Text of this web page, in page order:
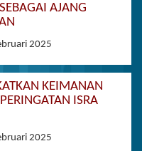
AJANG
2025
KEIMANAN
ISRA
2025